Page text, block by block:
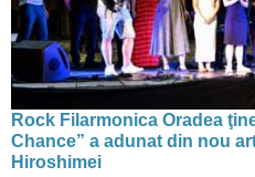
Rock Filarmonica Oradea
Chance” a adunat din nou
Hiroshimei